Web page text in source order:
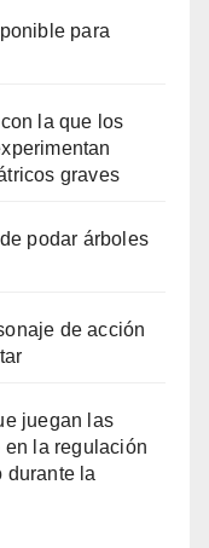
para
la que los
graves
podar árboles
de acción
juegan las
la regulación
durante la